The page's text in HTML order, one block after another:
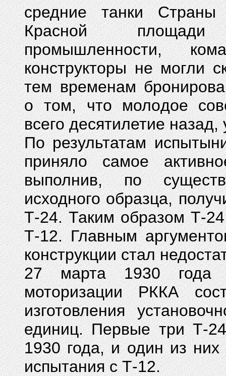
средние танки Страны
Красной площади
промышленности,
конструкторы не могли
тем временам
о том, что молодое
всего десятилетие
По результатам
приняло самое
выполнив, по
исходного образца,
Т-24. Таким образом Т-
Т-12. Главным
конструкции стал
27 марта 1930 года
моторизации РККА
изготовления
единиц. Первые три Т-
1930 года, и один из
испытания с Т-12.